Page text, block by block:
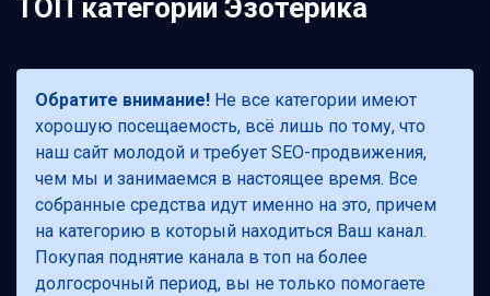
ТОП категории Эзотерика
Обратите внимание! Не все категории имеют
хорошую посещаемость, всё лишь по тому, что
наш сайт молодой и требует SEO-продвижения,
чем мы и занимаемся в настоящее время. Все
собранные средства идут именно на это, причем
на категорию в который находиться Ваш канал.
Покупая поднятие канала в топ на более
долгосрочный период, вы не только помогаете